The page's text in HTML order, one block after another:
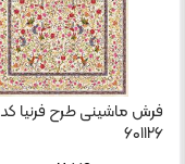
فرش ماشینی طرح فرنیا کد
۶۰۱۱۲۶